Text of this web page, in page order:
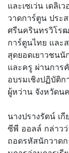
และเซเว่น เดลิเ
วาดการ์ตูน ประ
ศรีนครินทรวิโร
การ์ตูนไทย และ
สุดยอดเยาวชนนั
และครู ผ่านการ
อบรมเชิงปฏิบัติ
ผู้หว่าน จังหวัดน
นางปรางรัตน์ เ
ซีพี ออลล์ กล่าวว่
ถอดรหัสนักวาดก